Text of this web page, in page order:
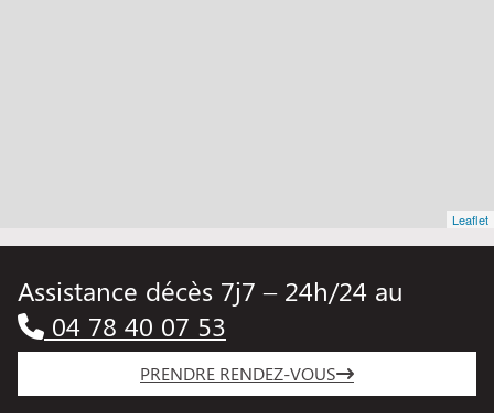
Leaflet
Assistance décès 7j7 – 24h/24 au
04 78 40 07 53
PRENDRE RENDEZ-VOUS